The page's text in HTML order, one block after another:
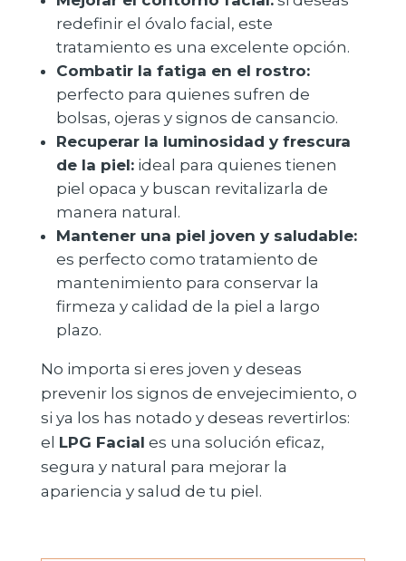
redefinir el óvalo facial, este
tratamiento es una excelente opción.
Combatir la fatiga en el rostro:
perfecto para quienes sufren de
bolsas, ojeras y signos de cansancio.
Recuperar la luminosidad y frescura
de la piel:ideal para quienes tienen
piel opaca y buscan revitalizarla de
manera natural.
Mantener una piel joven y saludable:
es perfecto como tratamiento de
mantenimiento para conservar la
firmeza y calidad de la piel a largo
plazo.
No importa si eres joven y deseas
prevenir los signos de envejecimiento, o
si ya los has notado y deseas revertirlos:
el LPG Facial es una solución eficaz,
segura y natural para mejorar la
apariencia y salud de tu piel.